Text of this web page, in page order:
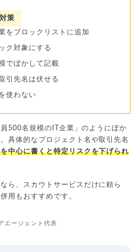
策
をブロックリストに追加
ク対象にする
でぼかして記載
引先名は伏せる
使わない
500名規模のIT企業」のようにぼか
具体的なプロジェクト名や取引先名
中心に書くと特定リスクを下げられ
ら、スカウトサービスだけに頼ら
用もおすすめです。
エージェント代表